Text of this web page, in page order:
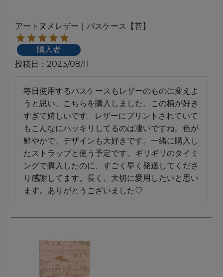
アートヌメレザー｜パスケース【苔】
購入者
投稿日
2023/08/11
毎日使用するパスケースもレザーのものに変えよ
うと思い、こちらを購入しました。この柄が好き
すぎて嬉しいです… レザーにプリントされていて
もこんなにハッキリしてるのは凄いですね。色が
鮮やかで、デザインも大好きです。一緒に購入し
たストラップと使う予定です。ギリギリのタイミ
ングで購入したのに、すごく早く発送してくださ
り感謝してます。長く、大切に愛用したいと思い
ます。ありがとうございました♡